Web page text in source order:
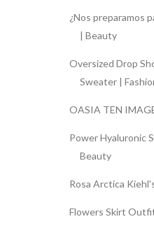
¿Nos preparamos
| Beauty
Oversized Drop
Sweater |
OASIA TEN
Power Hyaluronic
Beauty
Rosa Arctica
Flowers Skirt